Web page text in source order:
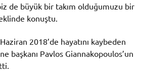
de büyük bir takım olduğumuzu bir
konuştu.
2018’de hayatını kaybeden
başkanı Pavlos Giannakopoulos’un